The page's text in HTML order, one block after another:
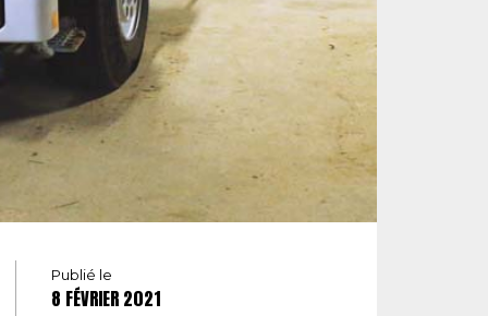
Publié le
8 FÉVRIER 2021